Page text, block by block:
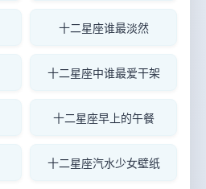
十二星座谁最淡然
十二星座中谁最爱干架
十二星座早上的午餐
十二星座汽水少女壁纸